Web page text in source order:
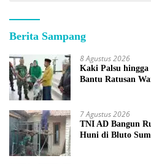
Berita Sampang
8 Agustus 2026
Kaki Palsu
Bantu Ratusan
7 Agustus 2026
TNI AD Bangun
Huni di Bluto